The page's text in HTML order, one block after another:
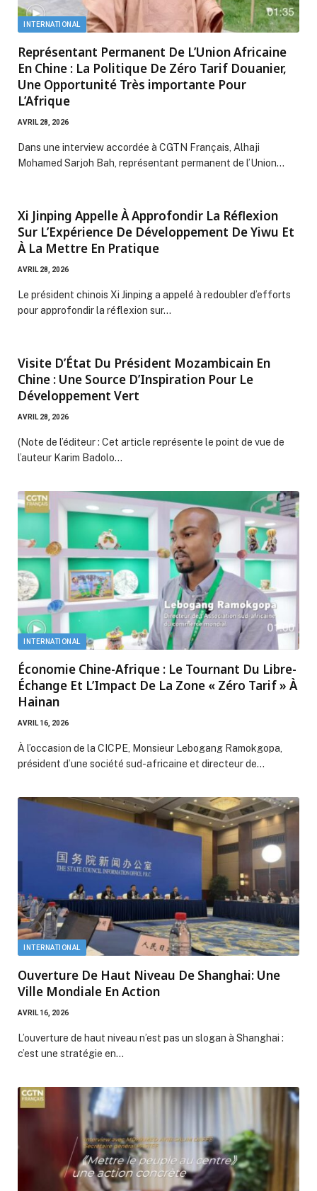
INTERNATIONAL
Représentant Permanent De L’Union Africaine
En Chine : La Politique De Zéro Tarif Douanier,
Une Opportunité Très importante Pour
L’Afrique
AVRIL 28, 2026
Dans une interview accordée à CGTN Français, Alhaji
Mohamed Sarjoh Bah, représentant permanent de l’Union…
Xi Jinping Appelle À Approfondir La Réflexion
Sur L’Expérience De Développement De Yiwu Et
À La Mettre En Pratique
AVRIL 28, 2026
Le président chinois Xi Jinping a appelé à redoubler d’efforts
pour approfondir la réflexion sur…
Visite D’État Du Président Mozambicain En
Chine : Une Source D’Inspiration Pour Le
Développement Vert
AVRIL 28, 2026
(Note de l’éditeur : Cet article représente le point de vue de
l’auteur Karim Badolo…
INTERNATIONAL
Économie Chine-Afrique : Le Tournant Du Libre-
Échange Et L’Impact De La Zone « Zéro Tarif » À
Hainan
AVRIL 16, 2026
À l’occasion de la CICPE, Monsieur Lebogang Ramokgopa,
président d’une société sud-africaine et directeur de…
INTERNATIONAL
Ouverture De Haut Niveau De Shanghai: Une
Ville Mondiale En Action
AVRIL 16, 2026
L’ouverture de haut niveau n’est pas un slogan à Shanghai :
c’est une stratégie en…